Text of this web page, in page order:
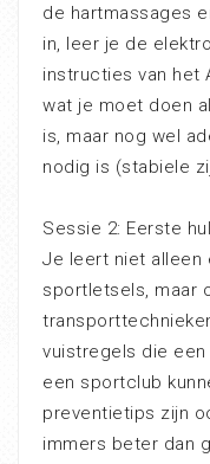
de hartmassages
in, leer je de
instructies van het
wat je moet doen
is, maar nog wel
nodig is (stabiele
Sessie 2: Eerste
Je leert niet alleen
sportletsels, maar
vuistregels die
een sportclub
preventietips zijn
immers beter dan